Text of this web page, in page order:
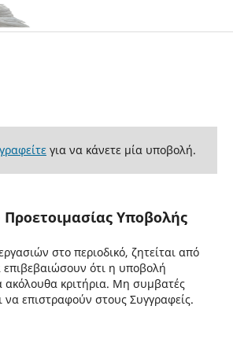
για να κάνετε μία υποβολή.
Προετοιμασίας Υποβολής
στο περιοδικό, ζητείται από
επιβεβαιώσουν ότι η υποβολή
ακόλουθα κριτήρια. Μη συμβατές
να επιστραφούν στους Συγγραφείς.